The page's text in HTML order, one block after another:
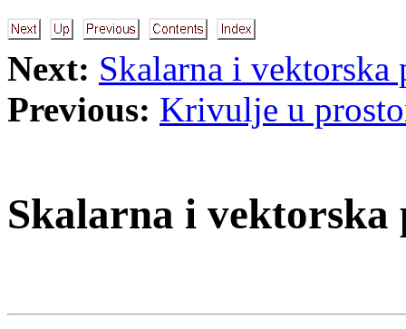
Next: Skalarna i vektorska
Previous: Krivulje u
Skalarna i vektorska